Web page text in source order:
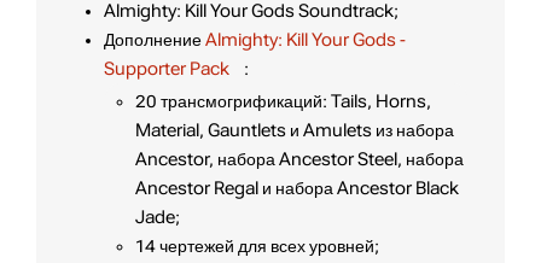
Almighty: Kill Your Gods Soundtrack;
ДополнениеAlmighty: Kill Your Gods -
Supporter Pack
:
20 трансмогрификаций: Tails, Horns,
Material, Gauntlets и Amulets из набора
Ancestor, набора Ancestor Steel, набора
Ancestor Regal и набора Ancestor Black
Jade;
14 чертежей для всех уровней;